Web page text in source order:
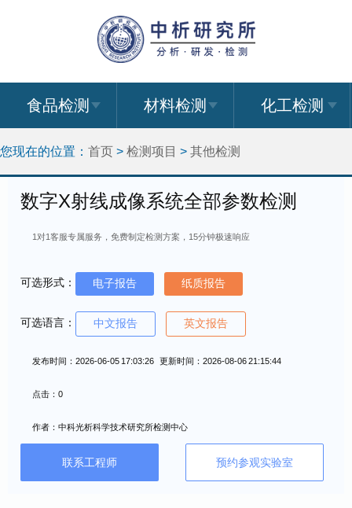
食品检测 材料检测 化工检测
您现在的位置： 首页 > 检测项目 > 其他检测
数字X射线成像系统全部参数检测
1对1客服专属服务，免费制定检测方案，15分钟极速响应
可选形式： 电子报告 纸质报告
可选语言： 中文报告 英文报告
发布时间：2026-06-05 17:03:26 更新时间：2026-08-06 21:15:44
点击：0
作者：中科光析科学技术研究所检测中心
联系工程师 预约参观实验室